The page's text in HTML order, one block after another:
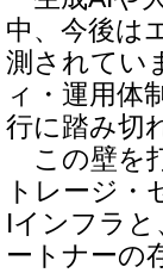
中、今後は
測されてい
ィ・運用体
行に踏み切
この壁を
トレージ・
Iインフラ
ートナーの